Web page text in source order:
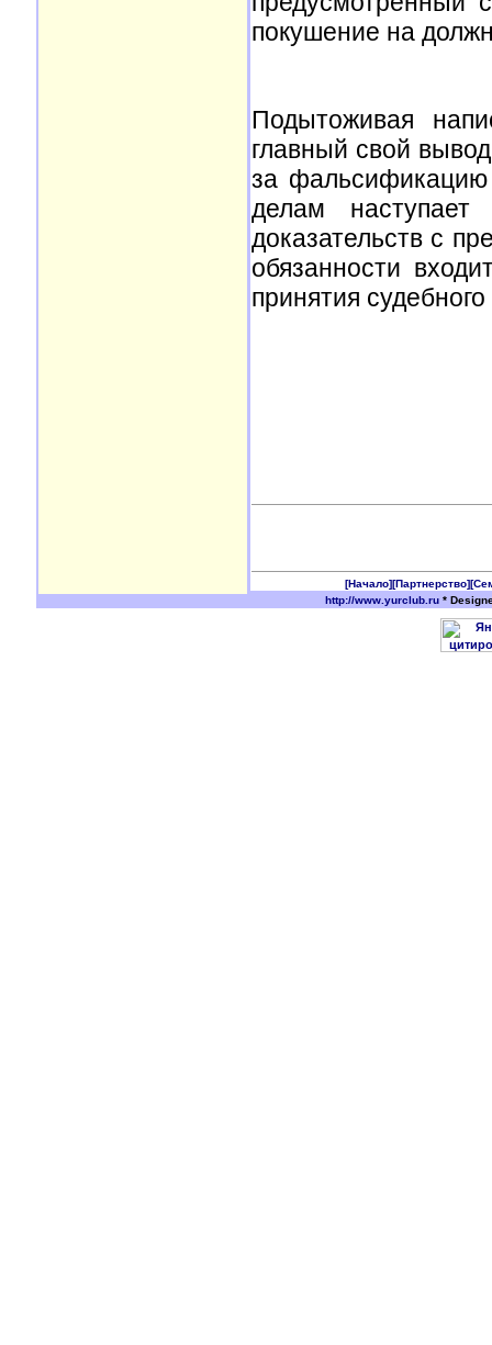
покушение на
Подытоживая
главный свой
за фальсификацию
делам
доказательств с
обязанности
принятия
[Начало][Партнерство]
http://www.yurclub.ru *